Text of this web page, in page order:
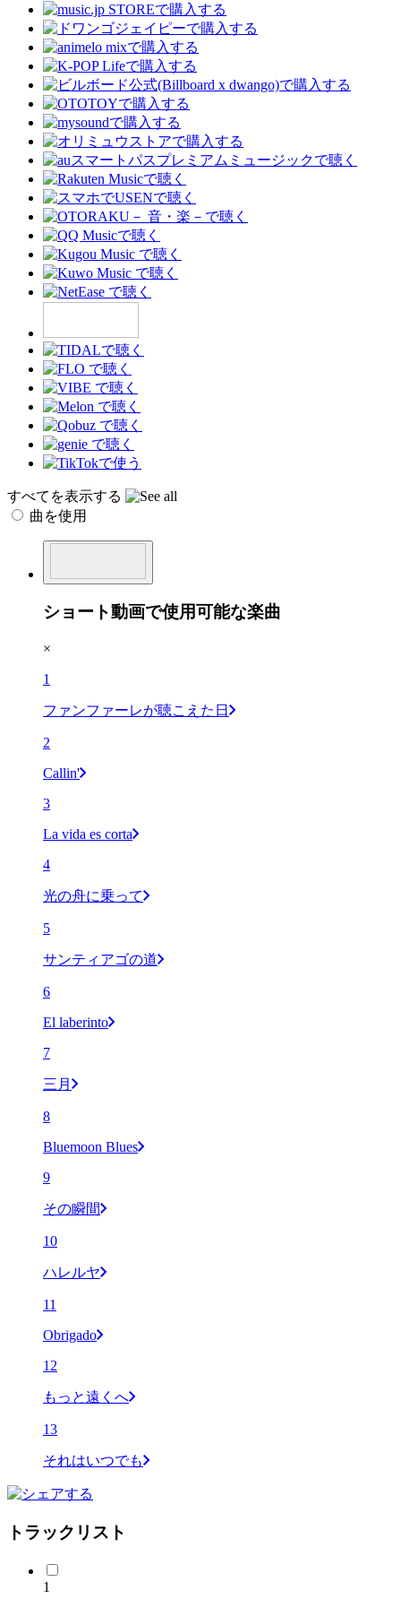
すべてを表示する
曲を使用
ショート動画で使用可能な楽曲
×
1
ファンファーレが聴こえた日
2
Callin'
3
La vida es corta
4
光の舟に乗って
5
サンティアゴの道
6
El laberinto
7
三月
8
Bluemoon Blues
9
その瞬間
10
ハレルヤ
11
Obrigado
12
もっと遠くへ
13
それはいつでも
トラックリスト
1